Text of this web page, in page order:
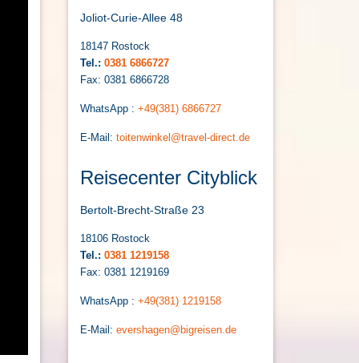
Joliot-Curie-Allee 48
18147 Rostock
Tel.: 0381 6866727
Fax: 0381 6866728
WhatsApp : +49(381) 6866727
E-Mail: toitenwinkel@travel-direct.de
Reisecenter Cityblick
Bertolt-Brecht-Straße 23
18106 Rostock
Tel.: 0381 1219158
Fax: 0381 1219169
WhatsApp : +49(381) 1219158
E-Mail: evershagen@bigreisen.de